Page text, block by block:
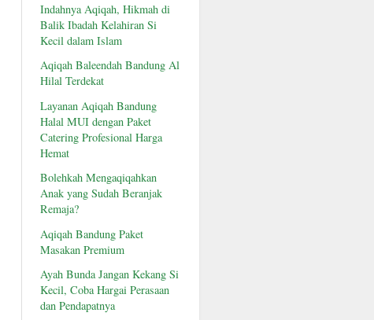
Indahnya Aqiqah, Hikmah di
Balik Ibadah Kelahiran Si
Kecil dalam Islam
Aqiqah Baleendah Bandung Al
Hilal Terdekat
Layanan Aqiqah Bandung
Halal MUI dengan Paket
Catering Profesional Harga
Hemat
Bolehkah Mengaqiqahkan
Anak yang Sudah Beranjak
Remaja?
Aqiqah Bandung Paket
Masakan Premium
Ayah Bunda Jangan Kekang Si
Kecil, Coba Hargai Perasaan
dan Pendapatnya